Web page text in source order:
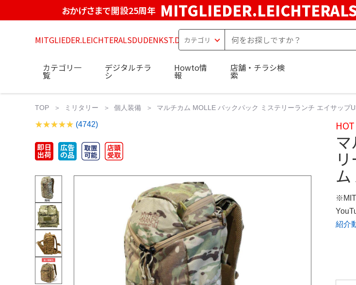
おかげさまで開設25周年
MITGLIEDER.LEICHTERALSDUDENKST.DE
カテゴリ一
覧
デジタルチラ
シ
Howto情
報
店舗・チラシ検
索
TOP ミリタリー 個人装備 マルチカム MOLLE バックパック ミステリーランチ エイサップ
(4742)
ム
紹介